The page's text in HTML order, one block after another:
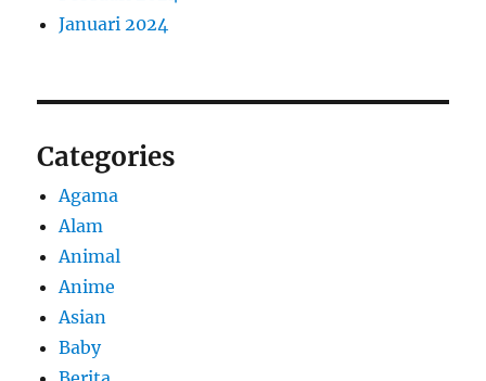
Januari 2024
Categories
Agama
Alam
Animal
Anime
Asian
Baby